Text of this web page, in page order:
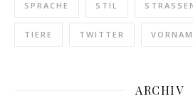
SPRACHE STIL
TIERE TWITTER
ARCHIV